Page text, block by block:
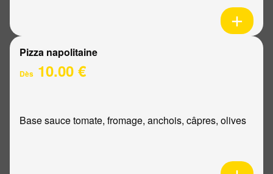
Pizza napolitaine
Dès 10.00 €
Base sauce tomate, fromage, anchois, câpres, olives